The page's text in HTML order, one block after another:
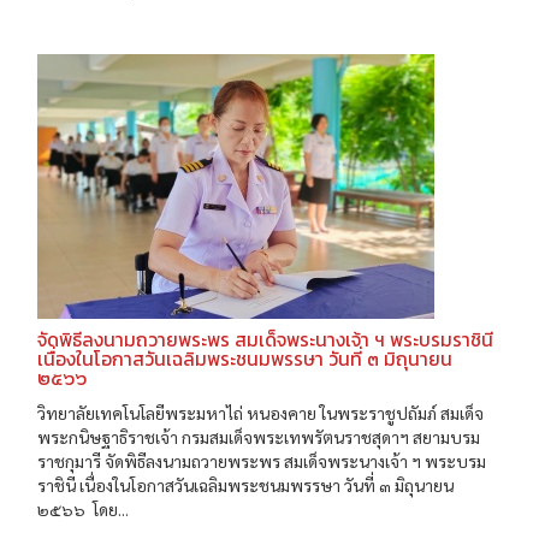
จัดพิธีลงนามถวายพระพร สมเด็จพระนางเจ้า ฯ พระบรมราชินี
เนื่องในโอกาสวันเฉลิมพระชนมพรรษา วันที่ ๓ มิถุนายน
๒๕๖๖
วิทยาลัยเทคโนโลยีพระมหาไถ่ หนองคาย ในพระราชูปถัมภ์ สมเด็จ
พระกนิษฐาธิราชเจ้า กรมสมเด็จพระเทพรัตนราชสุดาฯ สยามบรม
ราชกุมารี จัดพิธีลงนามถวายพระพร สมเด็จพระนางเจ้า ฯ พระบรม
ราชินี เนื่องในโอกาสวันเฉลิมพระชนมพรรษา วันที่ ๓ มิถุนายน
๒๕๖๖ โดย...